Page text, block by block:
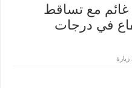
مع تساقط
في درجات